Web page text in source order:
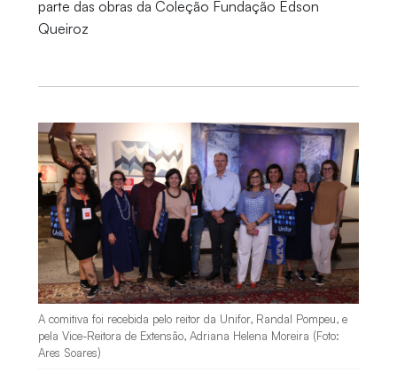
parte das obras da Coleção Fundação Edson
Queiroz
A comitiva foi recebida pelo reitor da Unifor, Randal Pompeu, e
pela Vice-Reitora de Extensão, Adriana Helena Moreira (Foto:
Ares Soares)